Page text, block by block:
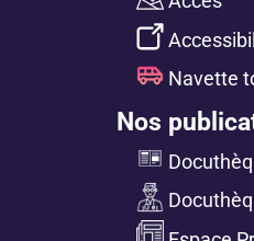
Navette
Nos